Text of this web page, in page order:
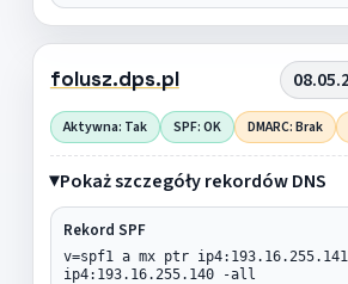
folusz.dps.pl
Aktywna: Tak SPF: OK DMARC: Brak
Pokaż szczegóły rekordów DNS
Rekord SPF
v=spf1 a mx ptr ip4:193.16.255.141
ip4:193.16.255.140 -all